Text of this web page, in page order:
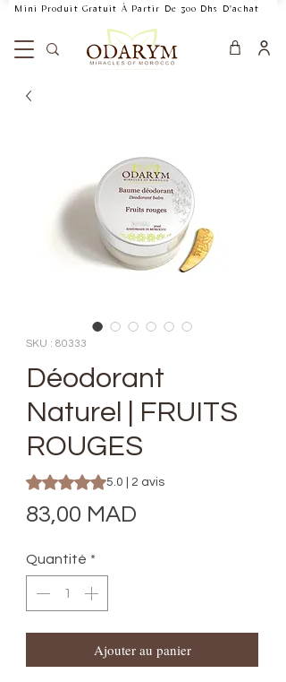
Mini Produit Gratuit À Partir De 300 Dhs D'achat
SKU : 80333
Déodorant
Naturel | FRUITS
ROUGES
La note est de 5.0 sur cinq étoiles selon 2
5.0 | 2 avis
83,00 MAD
Quantité *
Ajouter au panier